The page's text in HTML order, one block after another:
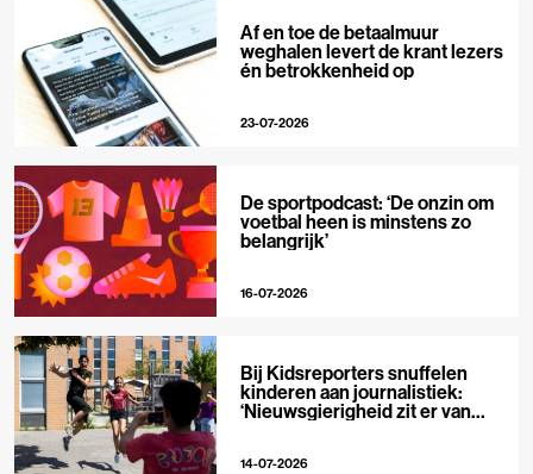
Af en toe de betaalmuur
weghalen levert de krant lezers
én betrokkenheid op
23-07-2026
De sportpodcast: ‘De onzin om
voetbal heen is minstens zo
belangrijk’
16-07-2026
Bij Kidsreporters snuffelen
kinderen aan journalistiek:
‘Nieuwsgierigheid zit er van
14-07-2026